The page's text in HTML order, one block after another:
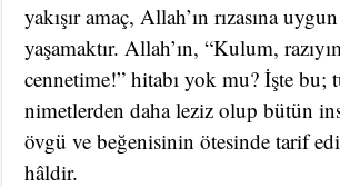
yakışır amaç, Allah’ın rızasına
yaşamaktır. Allah’ın, “Kulum,
cennetime!” hitabı yok mu? İşte bu;
nimetlerden daha leziz olup bütün
övgü ve beğenisinin ötesinde tarif
hâldir.